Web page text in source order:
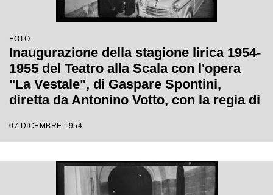
FOTO
Inaugurazione della stagione lirica 1954-
1955 del Teatro alla Scala con l'opera
"La Vestale", di Gaspare Spontini,
diretta da Antonino Votto, con la regia di
07 DICEMBRE 1954